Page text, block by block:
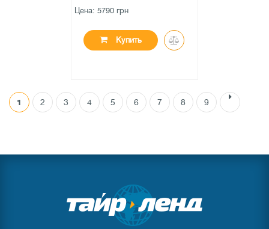
Цена: 5790 грн
Купить
●в наличии
1 2 3 4 5 6 7 8 9